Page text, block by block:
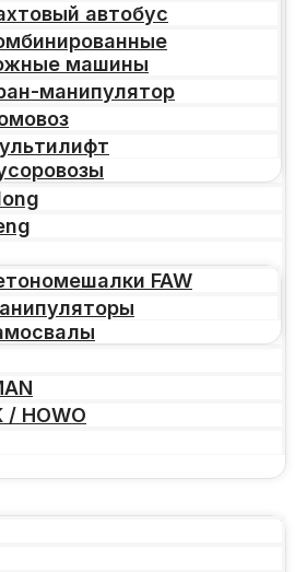
автобус
машины
манипулятор
FAW
/ HOWO